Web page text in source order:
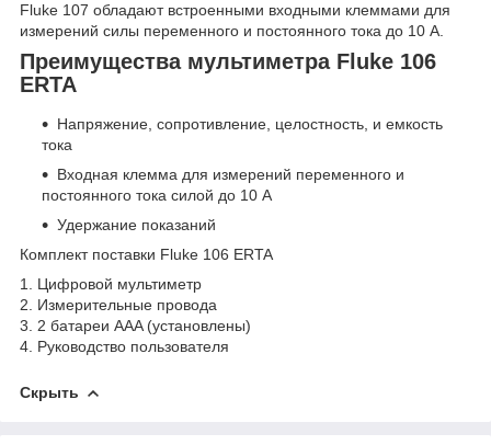
Fluke 107 обладают встроенными входными клеммами для
измерений силы переменного и постоянного тока до 10 А.
Преимущества мультиметра Fluke 106
ERTA
Напряжение, сопротивление, целостность, и емкость
тока
Входная клемма для измерений переменного и
постоянного тока силой до 10 А
Удержание показаний
Комплект поставки Fluke 106 ERTA
1. Цифровой мультиметр
2. Измерительные провода
3. 2 батареи AAA (установлены)
4. Руководство пользователя
Скрыть